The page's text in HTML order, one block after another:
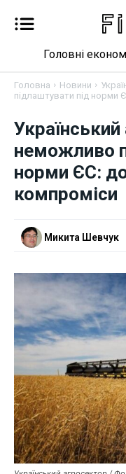
Новини
Бізнес
Валютний
Робота і
Публікації
ФОП
Курс валют
Головні
Головна Новини
підлаштувати під норми
неможливо
норми ЄС:
компроміси
Микита Шевчук